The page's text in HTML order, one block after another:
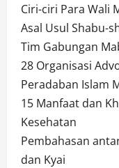
Ciri-ciri Para Wali
Asal Usul Shabu-
Tim Gabungan
28 Organisasi
Peradaban Islam
15 Manfaat dan
Kesehatan
Pembahasan
dan Kyai